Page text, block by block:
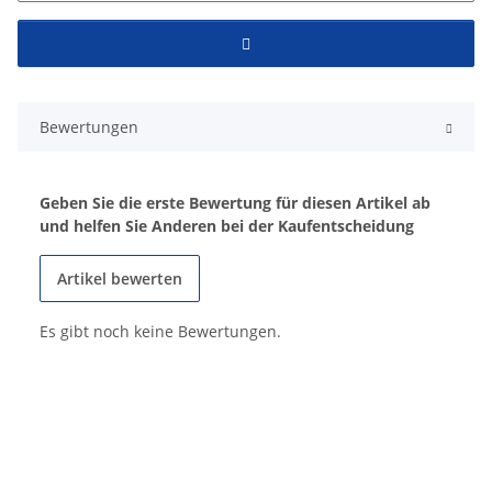
Bewertungen
Geben Sie die erste Bewertung für diesen Artikel ab
und helfen Sie Anderen bei der Kaufentscheidung
Artikel bewerten
Es gibt noch keine Bewertungen.